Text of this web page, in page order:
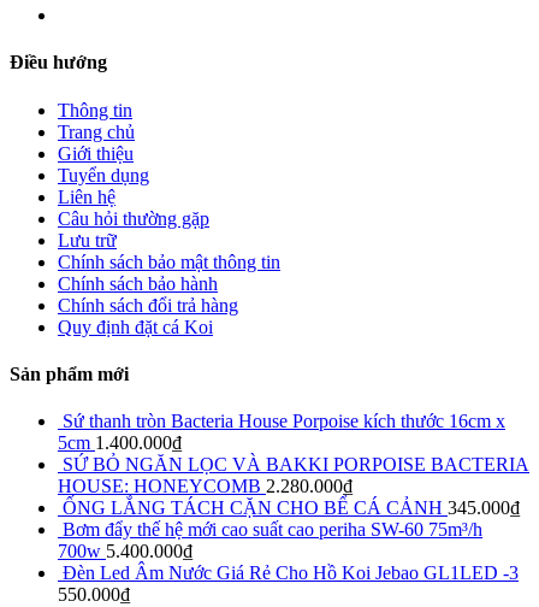
Điều hướng
Thông tin
Trang chủ
Giới thiệu
Tuyển dụng
Liên hệ
Câu hỏi thường gặp
Lưu trữ
Chính sách bảo mật thông tin
Chính sách bảo hành
Chính sách đổi trả hàng
Quy định đặt cá Koi
Sản phẩm mới
Sứ thanh tròn Bacteria House Porpoise kích thước 16cm x
5cm 1.400.000₫
SỨ BỎ NGĂN LỌC VÀ BAKKI PORPOISE BACTERIA
HOUSE: HONEYCOMB 2.280.000₫
ỐNG LẮNG TÁCH CẶN CHO BỂ CÁ CẢNH 345.000₫
Bơm đẩy thế hệ mới cao suất cao periha SW-60 75m³/h
700w 5.400.000₫
Đèn Led Âm Nước Giá Rẻ Cho Hồ Koi Jebao GL1LED -3
550.000₫